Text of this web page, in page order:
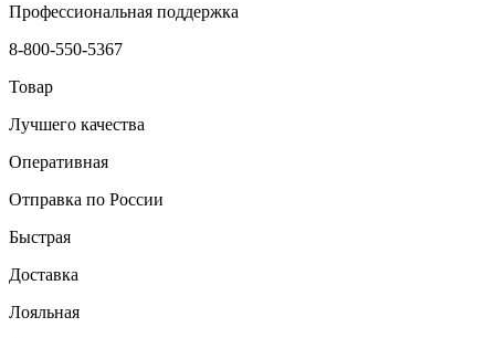
Профессиональная поддержка
8-800-550-5367
Товар
Лучшего качества
Оперативная
Отправка по России
Быстрая
Доставка
Лояльная